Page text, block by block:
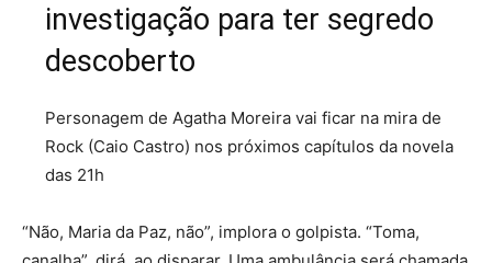
investigação para ter segredo
descoberto
Personagem de Agatha Moreira vai ficar na mira de
Rock (Caio Castro) nos próximos capítulos da novela
das 21h
“Não, Maria da Paz, não”, implora o golpista. “Toma,